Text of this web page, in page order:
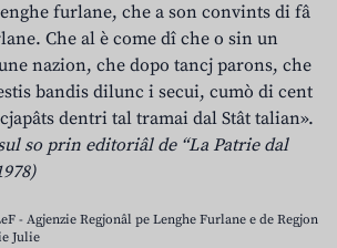
furlane, che a son convints di fâ
Che al è come dî che o sin un
nazion, che dopo tancj parons, che
bandis dilunc i secui, cumò di cent
dentri tal tramai dal Stât talian».
so prin editoriâl de “La Patrie dal
- Agjenzie Regjonâl pe Lenghe Furlane e de Regjon
Julie